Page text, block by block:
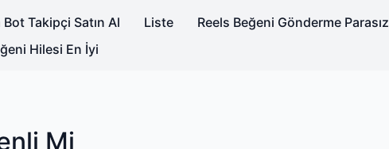
Takipçi Satın Al Liste Reels Beğeni Gönderme Parasız
Hilesi En İyi
Mi